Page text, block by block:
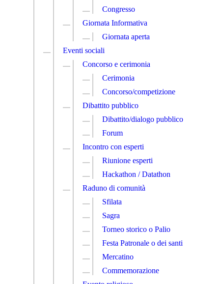
Congresso
Giornata Informativa
Giornata aperta
Eventi sociali
Concorso e cerimonia
Cerimonia
Concorso/competizione
Dibattito pubblico
Dibattito/dialogo pubblico
Forum
Incontro con esperti
Riunione esperti
Hackathon / Datathon
Raduno di comunità
Sfilata
Sagra
Torneo storico o Palio
Festa Patronale o dei santi
Mercatino
Commemorazione